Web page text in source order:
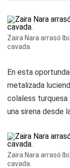
Zaira Nara arrasó
cavada.
En esta
metalizada
colaless
una sirena desde
Zaira Nara arrasó
cavada.